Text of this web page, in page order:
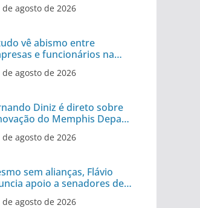
de agosto de 2026
vê abismo entre
e funcionários na
pós-expediente
de agosto de 2026
Diniz é direto sobre
do Memphis Depay
Corinthians
de agosto de 2026
sem alianças, Flávio
apoio a senadores de
8 partidos
de agosto de 2026